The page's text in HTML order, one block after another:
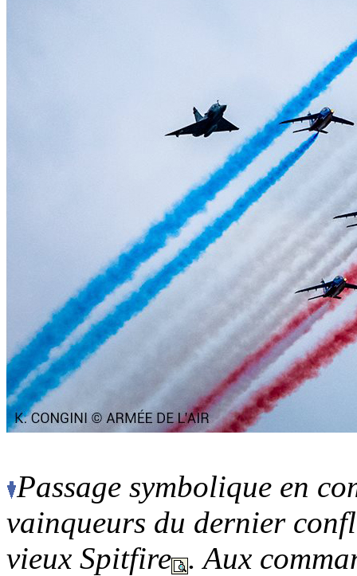
Passage symbolique en
vainqueurs du dernier
vieux Spitfire . Aux